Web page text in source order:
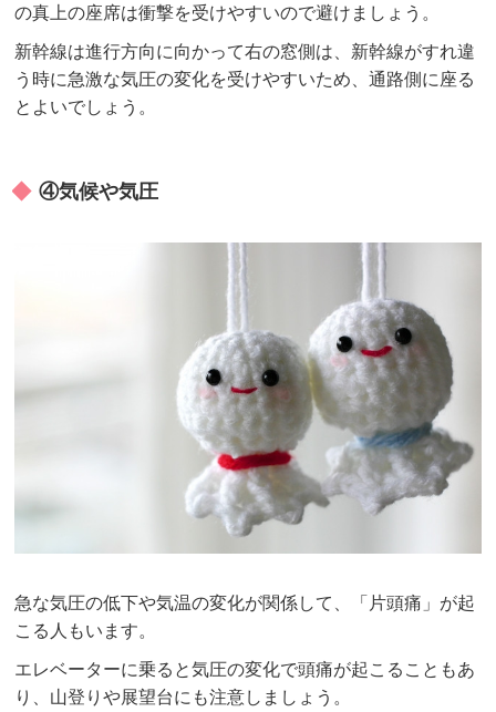
の真上の座席は衝撃を受けやすいので避けましょう。
新幹線は進行方向に向かって右の窓側は、新幹線がすれ違
う時に急激な気圧の変化を受けやすいため、通路側に座る
とよいでしょう。
④気候や気圧
急な気圧の低下や気温の変化が関係して、「片頭痛」が起
こる人もいます。
エレベーターに乗ると気圧の変化で頭痛が起こることもあ
り、山登りや展望台にも注意しましょう。